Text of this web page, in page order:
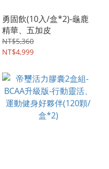
勇固飲(10入/盒*2)-龜鹿
精華、五加皮
NT$5,360
NT$4,999